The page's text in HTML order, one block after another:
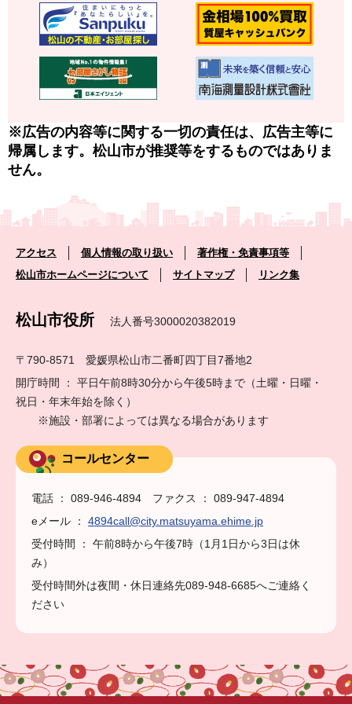
※広告の内容等に関する一切の責任は、広告主等に
帰属します。松山市が推奨等をするものではありま
せん。
アクセス 個人情報の取り扱い
著作権・免責事項等
松山市ホームページについて
サイトマップ リンク集
松山市役所 法人番号3000020382019
〒790-8571 愛媛県松山市二番町四丁目7番地2
開庁時間 ： 平日午前8時30分から午後5時まで（土曜・日曜・
祝日・年末年始を除く）
※施設・部署によっては異なる場合があります
コールセンター
電話 ： 089-946-4894 ファクス ： 089-947-4894
eメール ： 4894call@city.matsuyama.ehime.jp
受付時間 ： 午前8時から午後7時（1月1日から3日は休
み）
受付時間外は夜間・休日連絡先089-948-6685へご連絡く
ださい